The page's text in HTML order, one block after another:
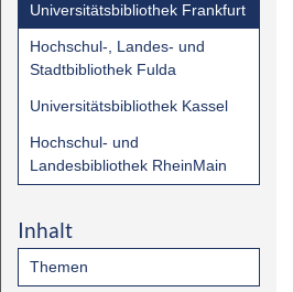
Universitätsbibliothek Frankfurt
Hochschul-, Landes- und
Stadtbibliothek Fulda
Universitätsbibliothek Kassel
Hochschul- und
Landesbibliothek RheinMain
Inhalt
Themen